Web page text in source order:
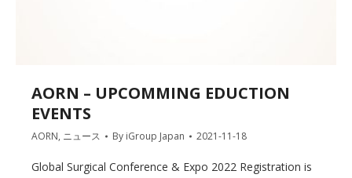
AORN – UPCOMMING EDUCTION
EVENTS
AORN, ニュース By iGroup Japan 2021-11-18
Global Surgical Conference & Expo 2022 Registration is